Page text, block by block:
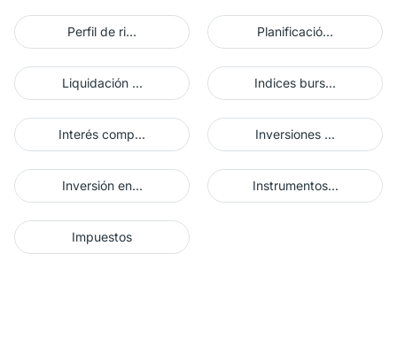
Perfil de ri... Planificació...
Liquidación ... Indices burs...
Interés comp... Inversiones ...
Inversión en... Instrumentos...
Impuestos